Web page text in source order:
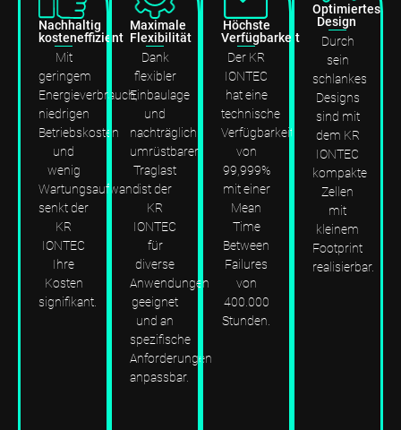
Nachhaltig
kosteneffizient
Mit
geringem
Energieverbrauch,
niedrigen
Betriebskosten
und
wenig
Wartungsaufwand
senkt der
KR
IONTEC
Ihre
Kosten
signifikant.
Maximale
Flexibilität
Dank
flexibler
Einbaulage
und
nachträglich
umrüstbarer
Traglast
ist der
KR
IONTEC
für
diverse
Anwendungen
geeignet
und an
spezifische
Anforderungen
anpassbar.
Höchste
Verfügbarkeit
Der KR
IONTEC
hat eine
technische
Verfügbarkeit
von
99,999%
mit einer
Mean
Time
Between
Failures
von
400.000
Stunden.
Optimiertes
Design
Durch
sein
schlankes
Designs
sind mit
dem KR
IONTEC
kompakte
Zellen
mit
kleinem
Footprint
realisierbar.